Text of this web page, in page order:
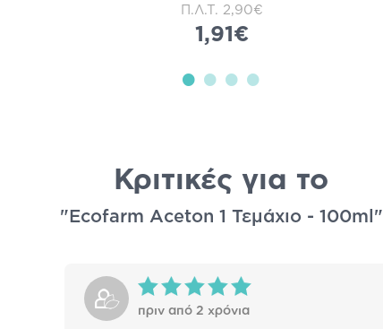
Π.Λ.Τ. 2,90€
1,91€
Κριτικές για το
"Ecofarm Aceton 1 Τεμάχιο - 100ml"
πριν από 2 χρόνια